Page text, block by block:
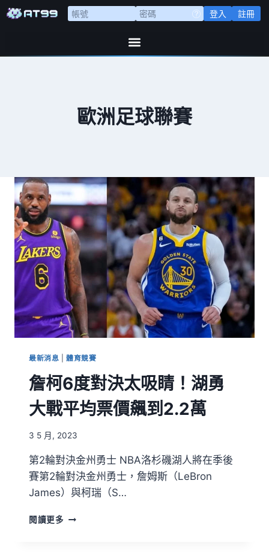
登入 註冊
歐洲足球聯賽
最新消息 |體育競賽
詹柯6度對決太吸睛！湖勇
大戰平均票價飆到2.2萬
3 5 月, 2023
第2輪對決金州勇士 NBA洛杉磯湖人將在季後
賽第2輪對決金州勇士，詹姆斯（LeBron
James）與柯瑞（S…
閱讀更多